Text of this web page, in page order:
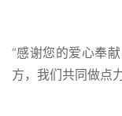
“感谢您的爱心奉
方，我们共同做点